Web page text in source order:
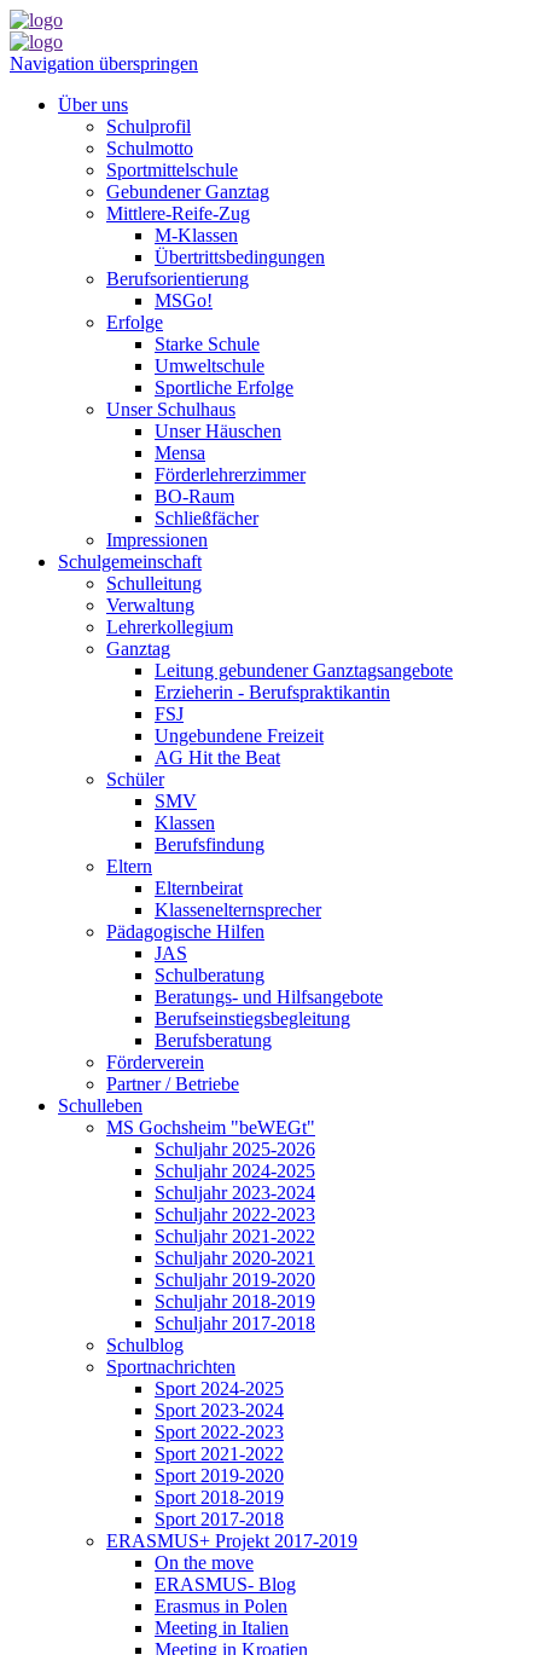
Navigation überspringen
Über uns
Schulprofil
Schulmotto
Sportmittelschule
Gebundener Ganztag
Mittlere-Reife-Zug
M-Klassen
Übertrittsbedingungen
Berufsorientierung
MSGo!
Erfolge
Starke Schule
Umweltschule
Sportliche Erfolge
Unser Schulhaus
Unser Häuschen
Mensa
Förderlehrerzimmer
BO-Raum
Schließfächer
Impressionen
Schulgemeinschaft
Schulleitung
Verwaltung
Lehrerkollegium
Ganztag
Leitung gebundener Ganztagsangebote
Erzieherin - Berufspraktikantin
FSJ
Ungebundene Freizeit
AG Hit the Beat
Schüler
SMV
Klassen
Berufsfindung
Eltern
Elternbeirat
Klassenelternsprecher
Pädagogische Hilfen
JAS
Schulberatung
Beratungs- und Hilfsangebote
Berufseinstiegsbegleitung
Berufsberatung
Förderverein
Partner / Betriebe
Schulleben
MS Gochsheim "beWEGt"
Schuljahr 2025-2026
Schuljahr 2024-2025
Schuljahr 2023-2024
Schuljahr 2022-2023
Schuljahr 2021-2022
Schuljahr 2020-2021
Schuljahr 2019-2020
Schuljahr 2018-2019
Schuljahr 2017-2018
Schulblog
Sportnachrichten
Sport 2024-2025
Sport 2023-2024
Sport 2022-2023
Sport 2021-2022
Sport 2019-2020
Sport 2018-2019
Sport 2017-2018
ERASMUS+ Projekt 2017-2019
On the move
ERASMUS- Blog
Erasmus in Polen
Meeting in Italien
Meeting in Kroatien